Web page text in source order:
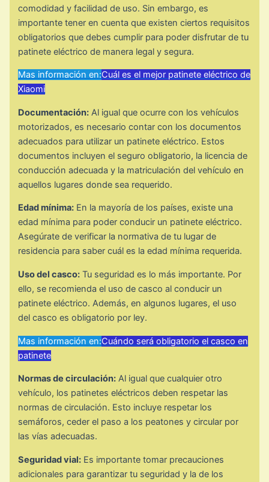
comodidad y facilidad de uso. Sin embargo, es
importante tener en cuenta que existen ciertos requisitos
obligatorios que debes cumplir para poder disfrutar de tu
patinete eléctrico de manera legal y segura.
Mas información en:Cuál es el mejor patinete eléctrico de
Xiaomi
Documentación: Al igual que ocurre con los vehículos
motorizados, es necesario contar con los documentos
adecuados para utilizar un patinete eléctrico. Estos
documentos incluyen el seguro obligatorio, la licencia de
conducción adecuada y la matriculación del vehículo en
aquellos lugares donde sea requerido.
Edad mínima: En la mayoría de los países, existe una
edad mínima para poder conducir un patinete eléctrico.
Asegúrate de verificar la normativa de tu lugar de
residencia para saber cuál es la edad mínima requerida.
Uso del casco: Tu seguridad es lo más importante. Por
ello, se recomienda el uso de casco al conducir un
patinete eléctrico. Además, en algunos lugares, el uso
del casco es obligatorio por ley.
Mas información en:Cuándo será obligatorio el casco en
patinete
Normas de circulación: Al igual que cualquier otro
vehículo, los patinetes eléctricos deben respetar las
normas de circulación. Esto incluye respetar los
semáforos, ceder el paso a los peatones y circular por
las vías adecuadas.
Seguridad vial: Es importante tomar precauciones
adicionales para garantizar tu seguridad y la de los